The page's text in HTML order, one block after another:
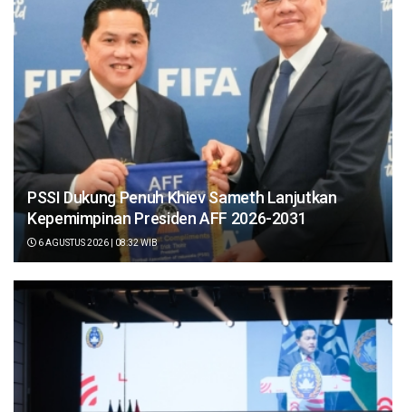
PSSI Dukung Penuh Khiev Sameth Lanjutkan
Kepemimpinan Presiden AFF 2026-2031
6 AGUSTUS 2026 | 08:32 WIB